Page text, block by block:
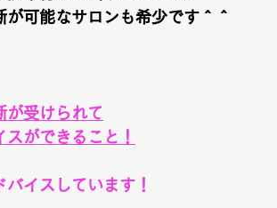
可能なサロンも希少です＾＾
が受けられて
ができること！
イスしています！